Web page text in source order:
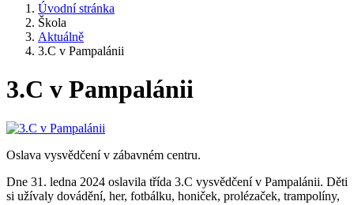
Úvodní stránka
Škola
Aktuálně
3.C v Pampalánii
3.C v Pampalánii
Oslava vysvědčení v zábavném centru.
Dne 31. ledna 2024 oslavila třída 3.C vysvědčení v Pampalánii. Děti
si užívaly dovádění, her, fotbálku, honiček, prolézaček, trampolíny,